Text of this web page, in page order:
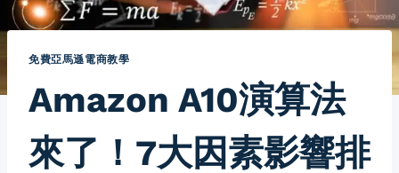
免費亞馬遜電商教學
Amazon A10演算法
來了！7大因素影響排